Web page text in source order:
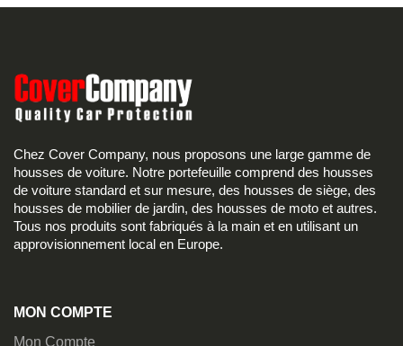
Chez Cover Company, nous proposons une large gamme de
housses de voiture. Notre portefeuille comprend des housses
de voiture standard et sur mesure, des housses de siège, des
housses de mobilier de jardin, des housses de moto et autres.
Tous nos produits sont fabriqués à la main et en utilisant un
approvisionnement local en Europe.
MON COMPTE
Mon Compte